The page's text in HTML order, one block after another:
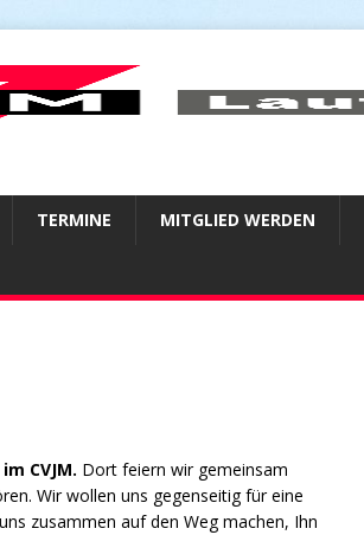
TERMINE MITGLIED WERDEN
CVJM. Dort feiern wir gemeinsam
Wir wollen uns gegenseitig für eine
zusammen auf den Weg machen, Ihn